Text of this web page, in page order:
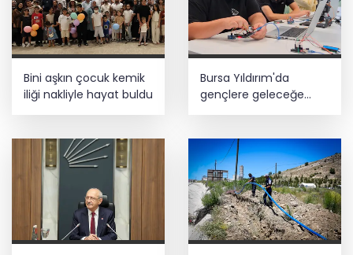
Meclis’te kritik gün! 'Terörsüz Türkiye'
teklifinde gözler Genel Kurul’da
Galatasaray tribün liderine gözaltı
talimatı
milyon dolar
Bini aşkın çocuk kemik
iliği nakliyle hayat buldu
Bursa Yıldırım'da
gençlere geleceğe
hazırlanıyor